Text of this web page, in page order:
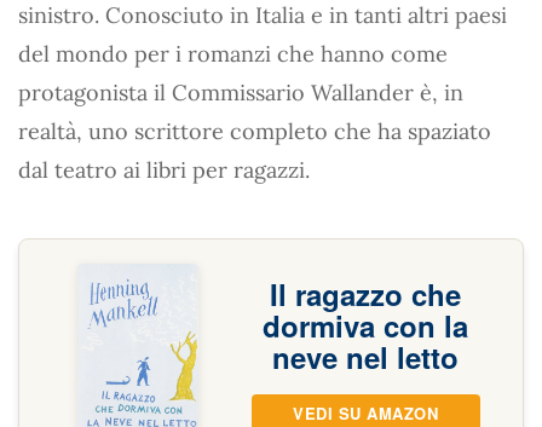
sinistro. Conosciuto in Italia e in tanti altri paesi
del mondo per i romanzi che hanno come
protagonista il Commissario Wallander è, in
realtà, uno scrittore completo che ha spaziato
dal teatro ai libri per ragazzi.
Il ragazzo che
dormiva con la
neve nel letto
VEDI SU AMAZON